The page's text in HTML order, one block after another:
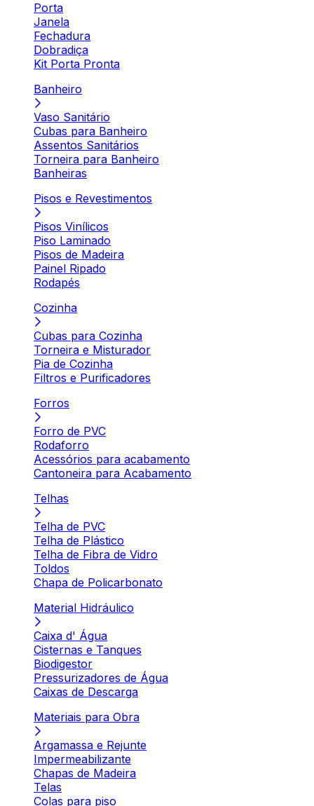
Porta
Janela
Fechadura
Dobradiça
Kit Porta Pronta
Banheiro
Vaso Sanitário
Cubas para Banheiro
Assentos Sanitários
Torneira para Banheiro
Banheiras
Pisos e Revestimentos
Pisos Vinílicos
Piso Laminado
Pisos de Madeira
Painel Ripado
Rodapés
Cozinha
Cubas para Cozinha
Torneira e Misturador
Pia de Cozinha
Filtros e Purificadores
Forros
Forro de PVC
Rodaforro
Acessórios para acabamento
Cantoneira para Acabamento
Telhas
Telha de PVC
Telha de Plástico
Telha de Fibra de Vidro
Toldos
Chapa de Policarbonato
Material Hidráulico
Caixa d' Água
Cisternas e Tanques
Biodigestor
Pressurizadores de Água
Caixas de Descarga
Materiais para Obra
Argamassa e Rejunte
Impermeabilizante
Chapas de Madeira
Telas
Colas para piso